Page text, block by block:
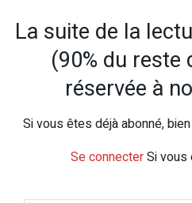
La suite de la
(90% du reste
réservée à
Si vous êtes déjà abonné,
Se connecterSi vous